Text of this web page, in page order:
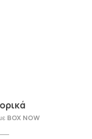
BOX NOW